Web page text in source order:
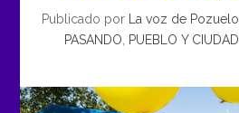
Publicado por La voz de Pozuelo
PASANDO
PUEBLO Y CIUDAD